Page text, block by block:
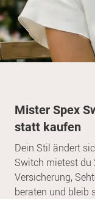
Mister Spex
statt kaufen
Dein Stil ändert
Switch mietest
Versicherung,
beraten und bleib